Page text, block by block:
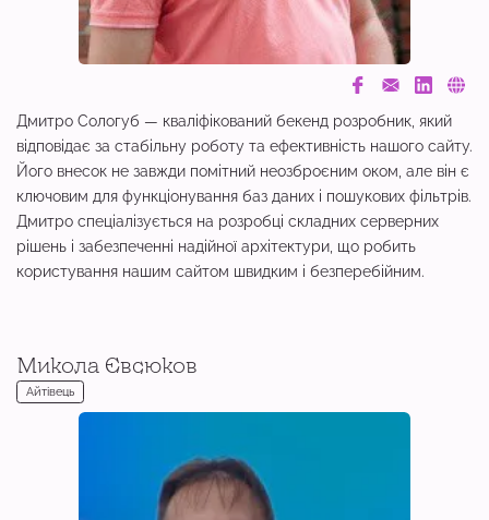
Дмитро Сологуб — кваліфікований бекенд розробник, який
відповідає за стабільну роботу та ефективність нашого сайту.
Його внесок не завжди помітний неозброєним оком, але він є
ключовим для функціонування баз даних і пошукових фільтрів.
Дмитро спеціалізується на розробці складних серверних
рішень і забезпеченні надійної архітектури, що робить
користування нашим сайтом швидким і безперебійним.
Микола Євсюков
Айтівець